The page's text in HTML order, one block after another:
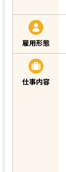
雇用形態
仕事内容